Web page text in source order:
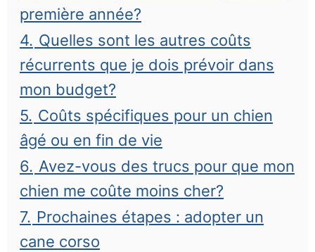
première année?
4. Quelles sont les autres coûts
récurrents que je dois prévoir dans
mon budget?
5. Coûts spécifiques pour un chien
âgé ou en fin de vie
6. Avez-vous des trucs pour que mon
chien me coûte moins cher?
7. Prochaines étapes : adopter un
cane corso